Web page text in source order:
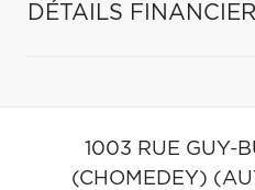
DÉTAILS
1003 RUE GUY-
(CHOMEDEY)